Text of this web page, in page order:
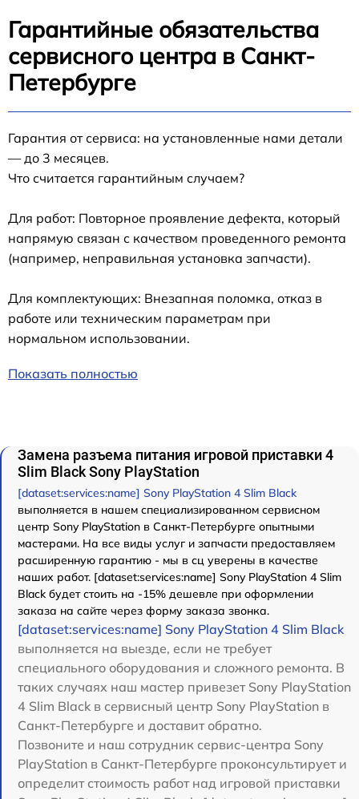
Гарантийные обязательства
сервисного центра в Санкт-
Петербурге
Гарантия от сервиса: на установленные нами детали
— до 3 месяцев.
Что считается гарантийным случаем?
Для работ: Повторное проявление дефекта, который
напрямую связан с качеством проведенного ремонта
(например, неправильная установка запчасти).
Для комплектующих: Внезапная поломка, отказ в
работе или техническим параметрам при
нормальном использовании.
Показать полностью
Замена разъема питания игровой приставки 4
Slim Black Sony PlayStation
[dataset:services:name] Sony PlayStation 4 Slim Black
выполняется в нашем специализированном сервисном
центр Sony PlayStation в Санкт-Петербурге опытными
мастерами. На все виды услуг и запчасти предоставляем
расширенную гарантию - мы в сц уверены в качестве
наших работ. [dataset:services:name] Sony PlayStation 4 Slim
Black будет стоить на -15% дешевле при оформлении
заказа на сайте через форму заказа звонка.
[dataset:services:name] Sony PlayStation 4 Slim Black
выполняется на выезде, если не требует
специального оборудования и сложного ремонта. В
таких случаях наш мастер привезет Sony PlayStation
4 Slim Black в сервисный центр Sony PlayStation в
Санкт-Петербурге и доставит обратно.
Позвоните и наш сотрудник сервис-центра Sony
PlayStation в Санкт-Петербурге проконсультирует и
определит стоимость работ над игровой приставки